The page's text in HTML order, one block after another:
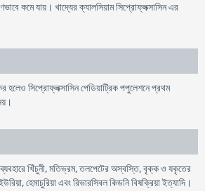
কমে যায়। খাদ্যের ক্যালসিয়াম সিপ্রোফ্লক্সাসিন এর
হলেও সিপ্রোফ্লক্সাসিন পেডিয়াট্রিক পপুলেশনে প্রথম
ব্যবহারে খিঁচুনী, মতিভ্রম, তলপেটের অস্বস্তি, বৃক্ক ও যকৃতের
হেমাচুরিয়া এবং রিভারসিবল কিডনি বিষক্রিয়া ইত্যাদি।